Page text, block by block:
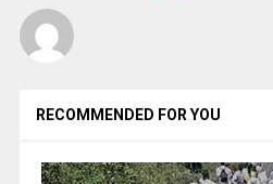
RECOMMENDED FOR YOU